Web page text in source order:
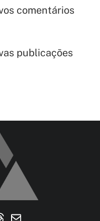
comentários
publicações